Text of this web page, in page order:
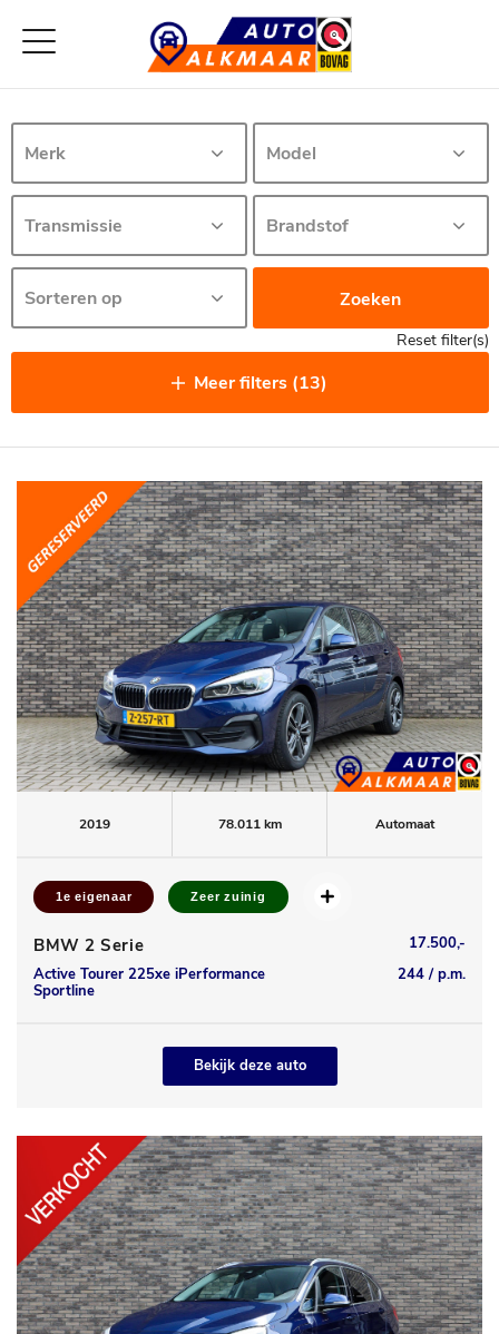
Zoeken
Reset filter(s)
Meer filters (13)
2019 78.011 km Automaat
1e eigenaar Zeer zuinig
BMW 2 Serie
17.500,-
Active Tourer 225xe iPerformance
Sportline
244 / p.m.
Bekijk deze auto